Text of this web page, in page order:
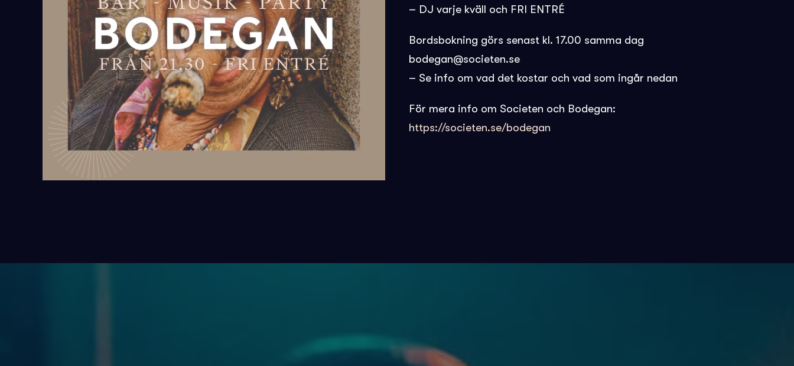
– DJ varje kväll och FRI ENTRÉ
Bordsbokning görs senast kl. 17.00 samma dag
bodegan@societen.se
– Se info om vad det kostar och vad som ingår nedan
För mera info om Societen och Bodegan:
https://societen.se/bodegan